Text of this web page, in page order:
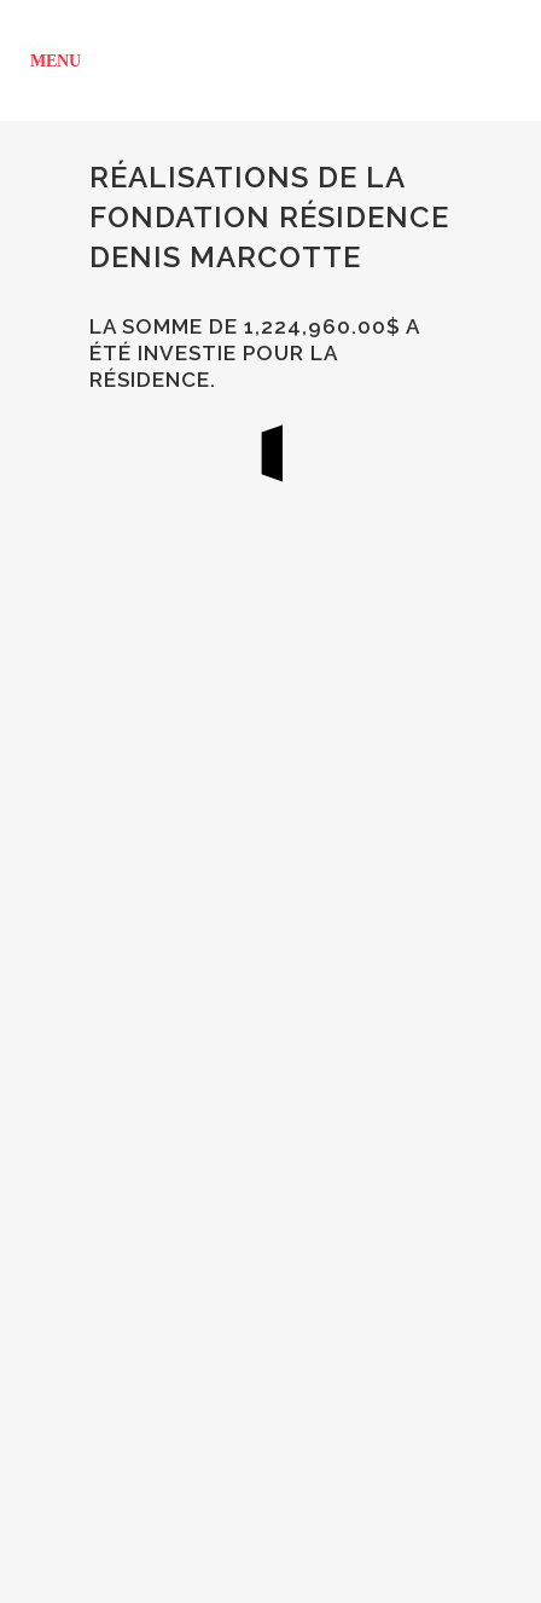
RÉALISATIONS DE LA
FONDATION RÉSIDENCE
DENIS MARCOTTE
LA SOMME DE 1,224,960.00$ A
ÉTÉ INVESTIE POUR LA
RÉSIDENCE.